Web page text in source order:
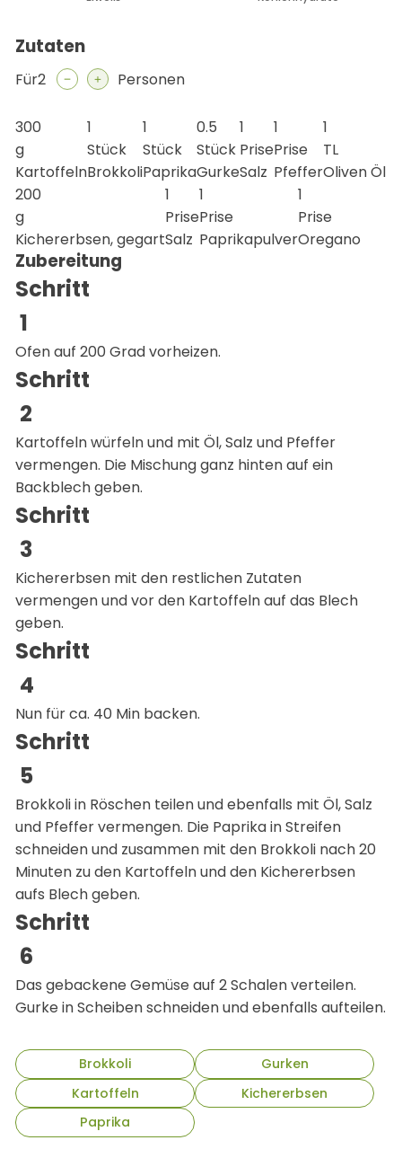
Zutaten
2 Personen
300
g
Kartoffeln
1
Stück
Brokkoli
1
Stück
Paprika
0.5
Stück
Gurke
1
Prise
Salz
1
Prise
Pfeffer
1
TL
Oliven Öl
200
g
Kichererbsen, gegart
1
Prise
Salz
1
Prise
Paprikapulver
1
Prise
Oregano
Zubereitung
Schritt
Ofen auf 200 Grad vorheizen.
Schritt
Kartoffeln würfeln und mit Öl, Salz und Pfeffer
vermengen. Die Mischung ganz hinten auf ein
Backblech geben.
Schritt
Kichererbsen mit den restlichen Zutaten
vermengen und vor den Kartoffeln auf das Blech
geben.
Schritt
Nun für ca. 40 Min backen.
Schritt
Brokkoli in Röschen teilen und ebenfalls mit Öl, Salz
und Pfeffer vermengen. Die Paprika in Streifen
schneiden und zusammen mit den Brokkoli nach 20
Minuten zu den Kartoffeln und den Kichererbsen
aufs Blech geben.
Schritt
Das gebackene Gemüse auf 2 Schalen verteilen.
Gurke in Scheiben schneiden und ebenfalls aufteilen.
Brokkoli
Gurken
Kartoffeln
Kichererbsen
Paprika